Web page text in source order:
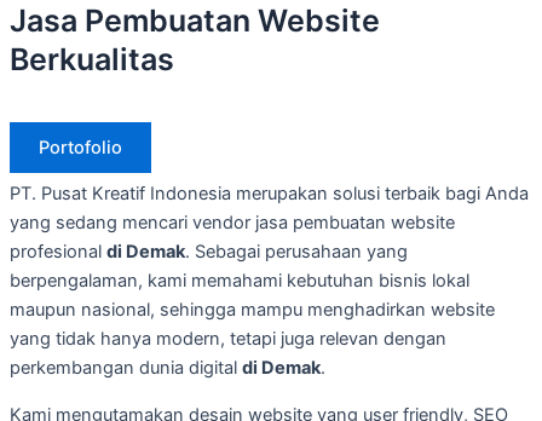
Jasa Pembuatan Website
Berkualitas
Portofolio
PT. Pusat Kreatif Indonesia merupakan solusi terbaik bagi Anda
yang sedang mencari vendor jasa pembuatan website
profesional di Demak. Sebagai perusahaan yang
berpengalaman, kami memahami kebutuhan bisnis lokal
maupun nasional, sehingga mampu menghadirkan website
yang tidak hanya modern, tetapi juga relevan dengan
perkembangan dunia digital di Demak.
Kami mengutamakan desain website yang user friendly, SEO